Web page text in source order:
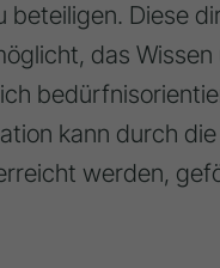
beteiligen. Diese
das
kann durch
werden,